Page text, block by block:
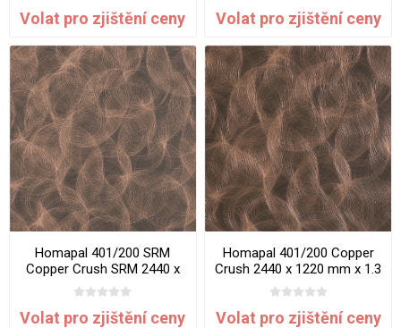
Volat pro zjištění ceny Volat pro zjištění ceny
Homapal 401/200 SRM
Copper Crush SRM 2440 x
1220 mm x 1.3 mm
Volat pro zjištění ceny
Homapal 401/200 Copper
Crush 2440 x 1220 mm x 1.3
mm
Volat pro zjištění ceny